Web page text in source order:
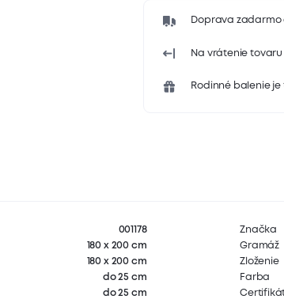
Doprava zadarmo
Na vrátenie
Rodinné balenie je
001178
180 x 200 cm
180 x 200 cm
do 25 cm
do 25 cm
Značka
Gramáž
Zloženie
Farba